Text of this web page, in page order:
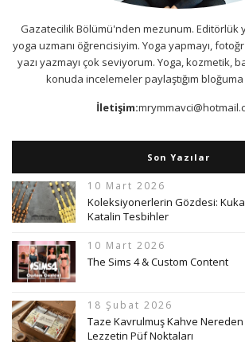
Gazatecilik Bölümü'nden mezunum. Editörlük
yoga uzmanı öğrencisiyim. Yoga yapmayı,
yazı yazmayı çok seviyorum. Yoga, kozmetik,
konuda incelemeler paylaştığım
İletişim:
Son Yazılar
10 Mart 2026
Koleksiyonerlerin Gözdesi:
Katalin Tesbihler
10 Mart 2026
The Sims 4 & Custom Content
18 Şubat 2026
Taze Kavrulmuş Kahve Nereden
Lezzetin Püf Noktaları